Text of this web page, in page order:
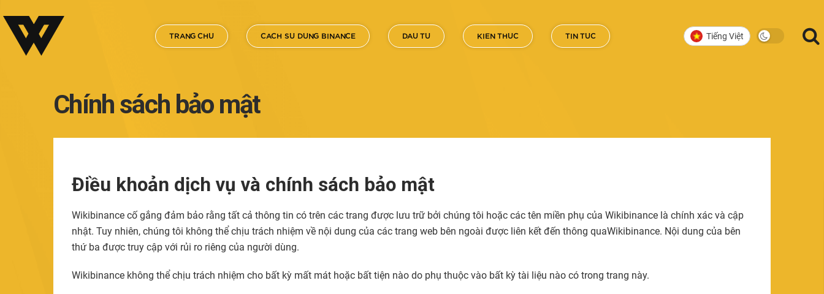
TRANG CHU CACH SU DUNG BINANCE DAU TU KIEN THUC TIN TUC Tiếng Việt
Chính sách bảo mật
Điều khoản dịch vụ và chính sách bảo mật
Wikibinance cố gắng đảm bảo rằng tất cả thông tin có trên các trang được lưu trữ bởi chúng tôi hoặc các tên miền phụ của Wikibinance là chính xác và cập
nhật. Tuy nhiên, chúng tôi không thể chịu trách nhiệm về nội dung của các trang web bên ngoài được liên kết đến thông quaWikibinance. Nội dung của bên
thứ ba được truy cập với rủi ro riêng của người dùng.
Wikibinance không thể chịu trách nhiệm cho bất kỳ mất mát hoặc bất tiện nào do phụ thuộc vào bất kỳ tài liệu nào có trong trang này.